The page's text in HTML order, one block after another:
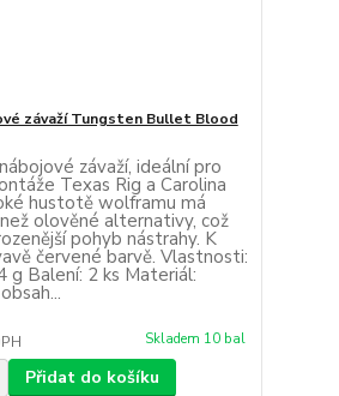
závaží Tungsten Bullet Blood
závaží, ideální pro
Texas Rig a Carolina
hustotě wolframu má
olověné alternativy, což
pohyb nástrahy. K
červené barvě. Vlastnosti:
g Balení: 2 ks Materiál:
Skladem 10 bal
Přidat do košíku